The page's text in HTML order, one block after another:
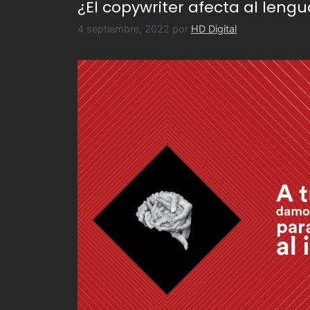
¿El copywriter afecta al
4 septiembre, 2022 por HD Digital